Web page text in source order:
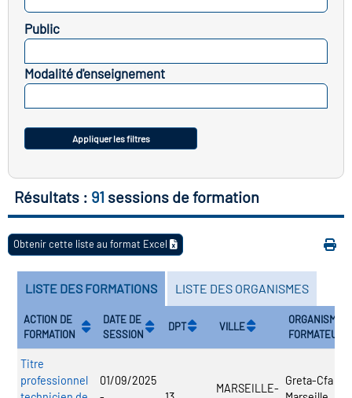
des transitions
de construction)
des secteurs(en
construction)
Public
Modalité d'enseignement
Appliquer les filtres
Résultats : 91 sessions de formation
Obtenir cette liste au format Excel
LISTE DES FORMATIONS LISTE DES ORGANISMES
ACTION DE
FORMATION
DATE DE
SESSION
DPT VILLE
ORGANISME
FORMATEUR
Titre
professionnel
01/09/2025
MARSEILLE-
Greta-Cfa